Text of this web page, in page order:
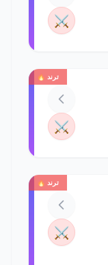
⚔️
ترند 🔥
⚔️
ترند 🔥
⚔️